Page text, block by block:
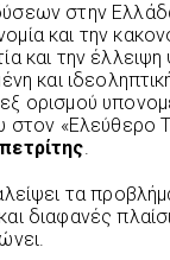
στην
και την
και την
και
ορισμού
στον «Ελεύθερο
.
τα
διαφανές